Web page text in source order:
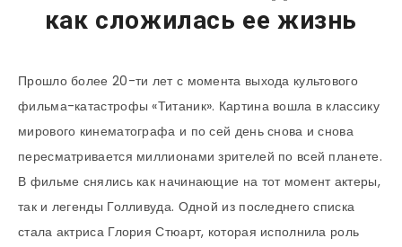
как сложилась ее жизнь
Прошло более 20-ти лет с момента выхода культового
фильма-катастрофы «Титаник». Картина вошла в классику
мирового кинематографа и по сей день снова и снова
пересматривается миллионами зрителей по всей планете.
В фильме снялись как начинающие на тот момент актеры,
так и легенды Голливуда. Одной из последнего списка
стала актриса Глория Стюарт, которая исполнила роль